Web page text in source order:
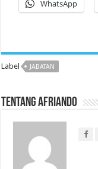
WhatsApp
Label JABATAN
Tentang Afriando